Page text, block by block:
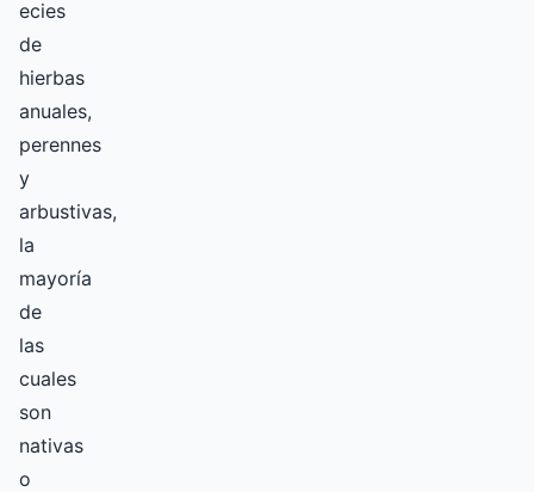
ecies
de
hierbas
anuales,
perennes
y
arbustivas,
la
mayoría
de
las
cuales
son
nativas
o